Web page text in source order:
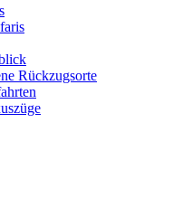
Rückzugsorte